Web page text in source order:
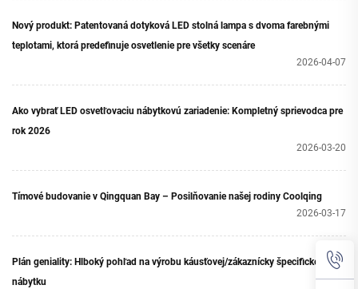
Nový produkt: Patentovaná dotyková LED stolná lampa s dvoma farebnými
teplotami, ktorá predefinuje osvetlenie pre všetky scenáre
2026-04-07
Ako vybrať LED osvetľovaciu nábytkovú zariadenie: Kompletný sprievodca pre
rok 2026
2026-03-20
Tímové budovanie v Qingquan Bay – Posilňovanie našej rodiny Coolqing
2026-03-17
Plán geniality: Hlboký pohľad na výrobu káusťovej/zákaznícky špecifickej LED
nábytku